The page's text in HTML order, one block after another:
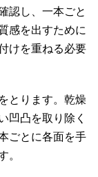
認し、一本ごと
感を出すために
けを重ねる必要
とります。乾燥
凹凸を取り除く
ごとに各面を手
。